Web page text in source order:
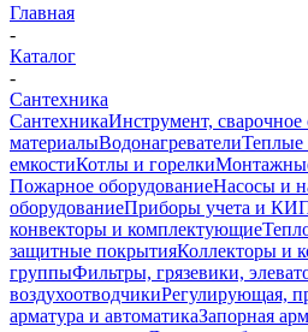
Главная
-
Каталог
-
Сантехника
СантехникаИнструмент, сварочное
материалыВодонагреватели
емкостиКотлы и горелки
Пожарное оборудованиеНасосы и
оборудованиеПриборы учета и
конвекторы и комплектующие
защитные покрытияКоллекторы и
группыФильтры, грязевики,
воздухоотводчикиРегулирующая,
арматура и автоматикаЗапорная